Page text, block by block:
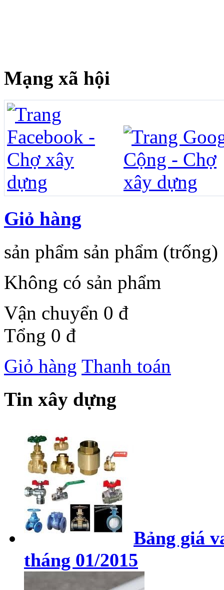
Mạng xã hội
Giỏ hàng
sản phẩm sản phẩm (trống)
Không có sản phẩm
Vận chuyển 0 đ
Tổng 0 đ
Giỏ hàng Thanh toán
Tin xây dựng
Bảng giá
tháng 01/2015